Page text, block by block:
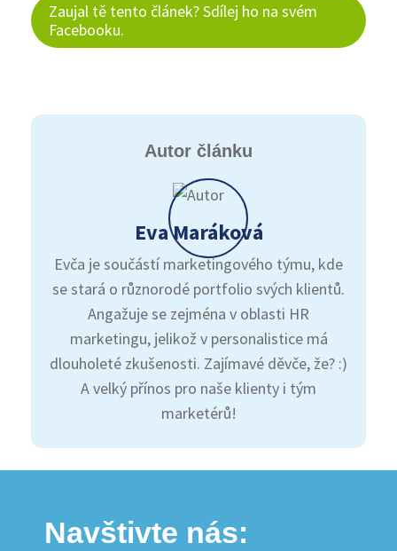
Zaujal tě tento článek? Sdílej ho na svém
Facebooku.
Autor článku
Eva Maráková
Evča je součástí marketingového týmu, kde
se stará o různorodé portfolio svých klientů.
Angažuje se zejména v oblasti HR
marketingu, jelikož v personalistice má
dlouholeté zkušenosti. Zajímavé děvče, že? :)
A velký přínos pro naše klienty i tým
marketérů!
Navštivte nás: